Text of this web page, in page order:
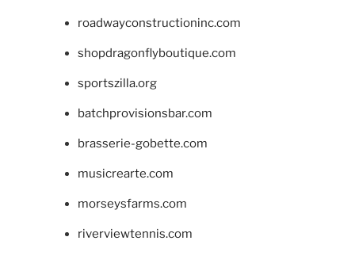
roadwayconstructioninc.com
shopdragonflyboutique.com
sportszilla.org
batchprovisionsbar.com
brasserie-gobette.com
musicrearte.com
morseysfarms.com
riverviewtennis.com